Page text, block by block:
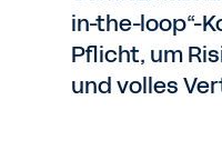
in-the-loop“-
Pflicht, um
und volles